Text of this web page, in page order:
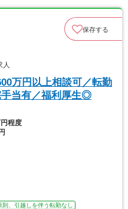
保存する
万円以上相談可／転勤
手当有／福利厚生◎
程度
則、引越しを伴う転勤なし